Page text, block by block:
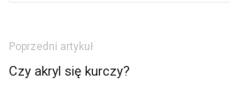
Poprzedni artykuł
Czy akryl się kurczy?